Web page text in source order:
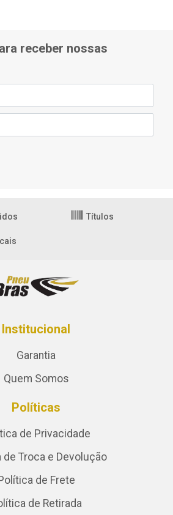
receber nossas
Títulos
Institucional
Garantia
Quem Somos
Políticas
de Privacidade
de Troca e Devolução
de Frete
de Retirada